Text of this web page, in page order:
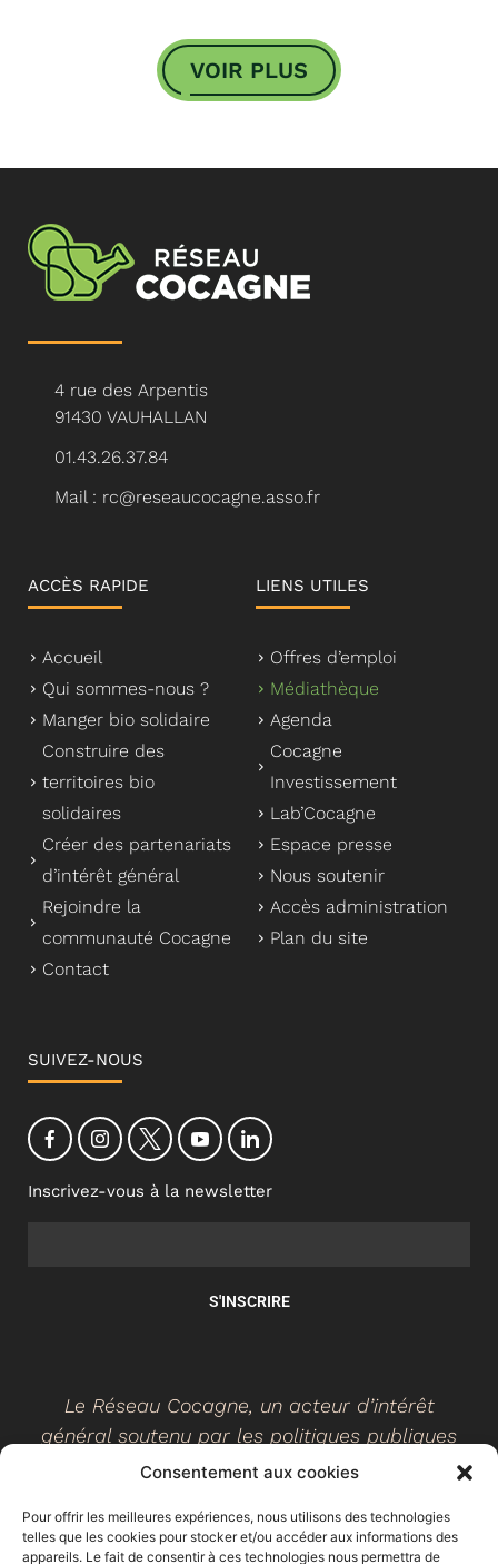
Consentement aux cookies
Pour offrir les meilleures expériences, nous utilisons des technologies
telles que les cookies pour stocker et/ou accéder aux informations des
appareils. Le fait de consentir à ces technologies nous permettra de
VOIR PLUS
4 rue des Arpentis
91430 VAUHALLAN
01.43.26.37.84
Mail : rc@reseaucocagne.asso.fr
ACCÈS RAPIDE
Accueil
Qui sommes-nous ?
Manger bio solidaire
Construire des
territoires bio
solidaires
Créer des partenariats
d’intérêt général
Rejoindre la
communauté Cocagne
Contact
LIENS UTILES
Offres d’emploi
Médiathèque
Agenda
Cocagne
Investissement
Lab’Cocagne
Espace presse
Nous soutenir
Accès administration
Plan du site
SUIVEZ-NOUS
Inscrivez-vous à la newsletter
S'INSCRIRE
Le Réseau Cocagne, un acteur d’intérêt
général soutenu par les politiques publiques
©2026- Réseau Cocagne -Site web réalisé par Ethicweb